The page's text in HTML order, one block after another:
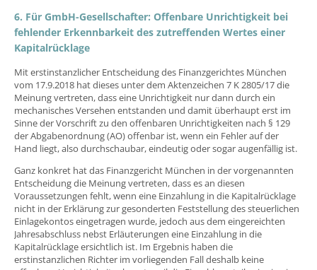
6. Für GmbH-Gesellschafter: Offenbare Unrichtigkeit bei
fehlender Erkennbarkeit des zutreffenden Wertes einer
Kapitalrücklage
Mit erstinstanzlicher Entscheidung des Finanzgerichtes München
vom 17.9.2018 hat dieses unter dem Aktenzeichen 7 K 2805/17 die
Meinung vertreten, dass eine Unrichtigkeit nur dann durch ein
mechanisches Versehen entstanden und damit überhaupt erst im
Sinne der Vorschrift zu den offenbaren Unrichtigkeiten nach § 129
der Abgabenordnung (AO) offenbar ist, wenn ein Fehler auf der
Hand liegt, also durchschaubar, eindeutig oder sogar augenfällig ist.
Ganz konkret hat das Finanzgericht München in der vorgenannten
Entscheidung die Meinung vertreten, dass es an diesen
Voraussetzungen fehlt, wenn eine Einzahlung in die Kapitalrücklage
nicht in der Erklärung zur gesonderten Feststellung des steuerlichen
Einlagekontos eingetragen wurde, jedoch aus dem eingereichten
Jahresabschluss nebst Erläuterungen eine Einzahlung in die
Kapitalrücklage ersichtlich ist. Im Ergebnis haben die
erstinstanzlichen Richter im vorliegenden Fall deshalb keine